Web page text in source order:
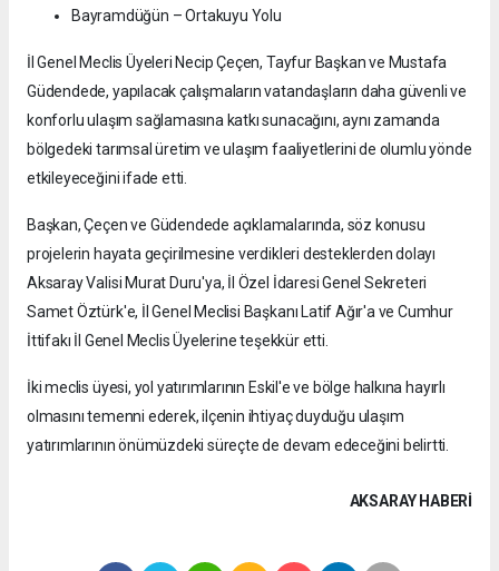
Bayramdüğün – Ortakuyu Yolu
İl Genel Meclis Üyeleri Necip Çeçen, Tayfur Başkan ve Mustafa
Güdendede, yapılacak çalışmaların vatandaşların daha güvenli ve
konforlu ulaşım sağlamasına katkı sunacağını, aynı zamanda
bölgedeki tarımsal üretim ve ulaşım faaliyetlerini de olumlu yönde
etkileyeceğini ifade etti.
Başkan, Çeçen ve Güdendede açıklamalarında, söz konusu
projelerin hayata geçirilmesine verdikleri desteklerden dolayı
Aksaray Valisi Murat Duru'ya, İl Özel İdaresi Genel Sekreteri
Samet Öztürk'e, İl Genel Meclisi Başkanı Latif Ağır'a ve Cumhur
İttifakı İl Genel Meclis Üyelerine teşekkür etti.
İki meclis üyesi, yol yatırımlarının Eskil'e ve bölge halkına hayırlı
olmasını temenni ederek, ilçenin ihtiyaç duyduğu ulaşım
yatırımlarının önümüzdeki süreçte de devam edeceğini belirtti.
AKSARAY HABERİ